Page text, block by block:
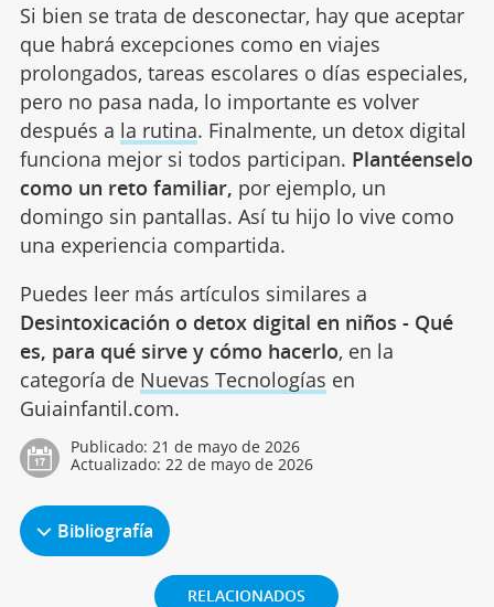
Si bien se trata de desconectar, hay que aceptar
que habrá excepciones como en viajes
prolongados, tareas escolares o días especiales,
pero no pasa nada, lo importante es volver
después a la rutina. Finalmente, un detox digital
funciona mejor si todos participan. Plantéenselo
como un reto familiar, por ejemplo, un
domingo sin pantallas. Así tu hijo lo vive como
una experiencia compartida.
Puedes leer más artículos similares a
Desintoxicación o detox digital en niños - Qué
es, para qué sirve y cómo hacerlo, en la
categoría de Nuevas Tecnologías en
Guiainfantil.com.
Publicado: 21 de mayo de 2026
Actualizado: 22 de mayo de 2026
Bibliografía
RELACIONADOS